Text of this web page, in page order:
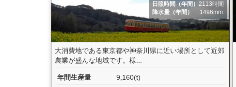
日照時間（年間）2113時間
降水量（年間）
1496mm
大消費地である東京都や神奈川県に近い場所として近郊
農業が盛んな地域です。様...
年間生産量
9,160(t)